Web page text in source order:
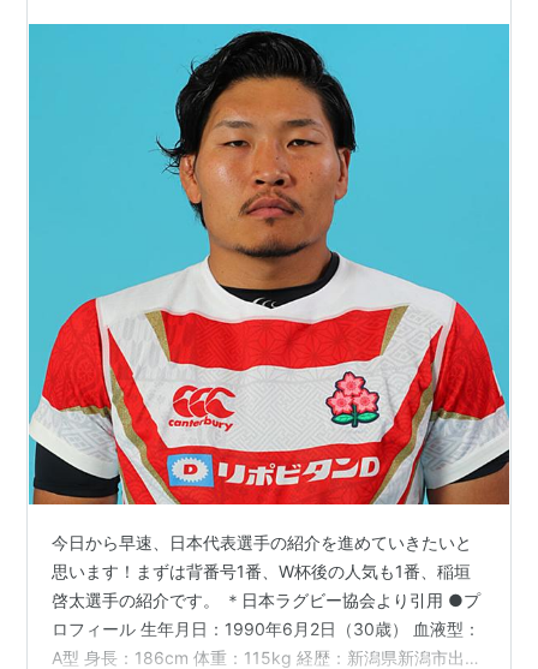
今日から早速、日本代表選手の紹介を進めていきたいと
思います！まずは背番号1番、W杯後の人気も1番、稲垣
啓太選手の紹介です。 ＊日本ラグビー協会より引用 ●プ
ロフィール 生年月日：1990年6月2日（30歳） 血液型：
A型 身長：186cm 体重：115kg 経歴：新潟県新潟市出